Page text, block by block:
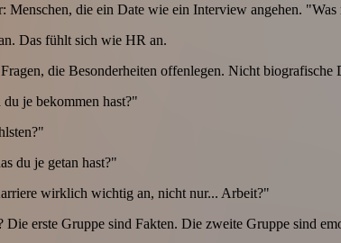
Menschen, die ein Date wie ein Interview angehen.
Das fühlt sich wie HR an.
die Besonderheiten offenlegen. Nicht biografische
du je bekommen hast?"
du je getan hast?"
wirklich wichtig an, nicht nur... Arbeit?"
Die erste Gruppe sind Fakten. Die zweite Gruppe sind